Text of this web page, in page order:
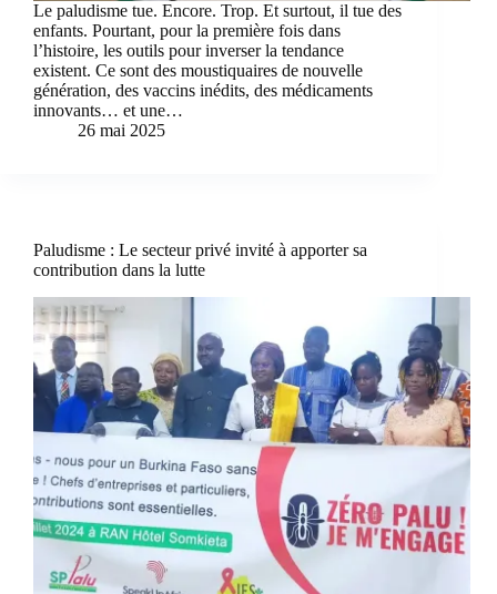
Le paludisme tue. Encore. Trop. Et surtout, il tue des
enfants. Pourtant, pour la première fois dans
l’histoire, les outils pour inverser la tendance
existent. Ce sont des moustiquaires de nouvelle
génération, des vaccins inédits, des médicaments
innovants… et une…
26 mai 2025
Paludisme : Le secteur privé invité à apporter sa
contribution dans la lutte